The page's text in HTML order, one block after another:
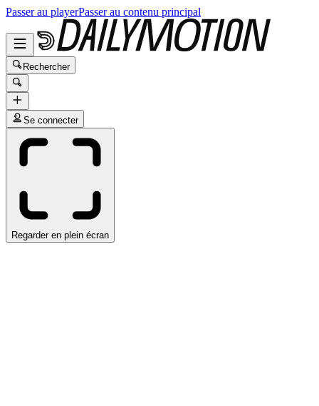
Passer au playerPasser au contenu principal
Rechercher
Se connecter
Regarder en plein écran